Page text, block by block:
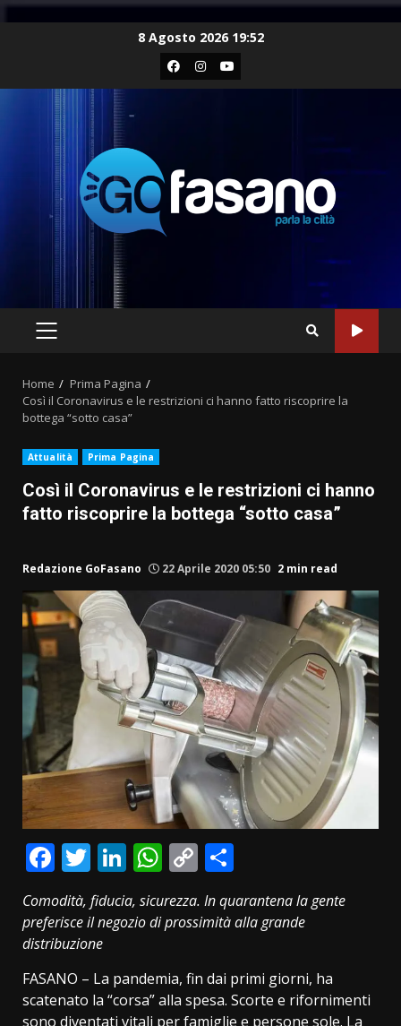
8 Agosto 2026 19:52
Facebook
Instagram
Youtube
PRIMARY
Home
Prima Pagina
Così il Coronavirus e le restrizioni ci hanno fatto riscoprire la
bottega “sotto casa”
Attualità Prima Pagina
Così il Coronavirus e le restrizioni ci hanno
fatto riscoprire la bottega “sotto casa”
Redazione GoFasano 22 Aprile 2020 05:50 2 min read
Facebook
Twitter
LinkedIn
WhatsApp
Copy
Link
Comodità, fiducia, sicurezza. In quarantena la gente
preferisce il negozio di prossimità alla grande
distribuzione
FASANO – La pandemia, fin dai primi giorni, ha
scatenato la “corsa” alla spesa. Scorte e rifornimenti
sono diventati vitali per famiglie e persone sole. La